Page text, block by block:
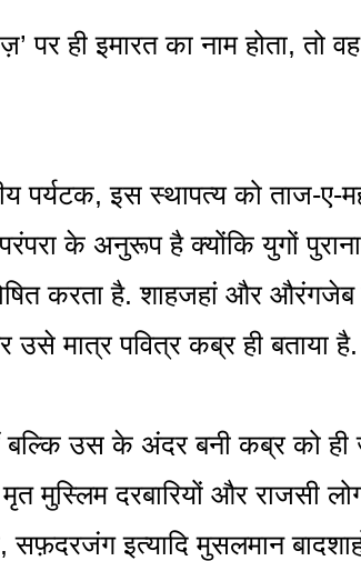
पर ही इमारत का नाम होता, तो
पर्यटक, इस स्थापत्य को ताज-
के अनुरूप है क्योंकि युगों
करता है. शाहजहां और औरंगजेब
मात्र पवित्र कब्र ही बताया है.
बल्कि उस के अंदर बनी कब्र को ही
मुस्लिम दरबारियों और राजसी
इत्यादि मुसलमान